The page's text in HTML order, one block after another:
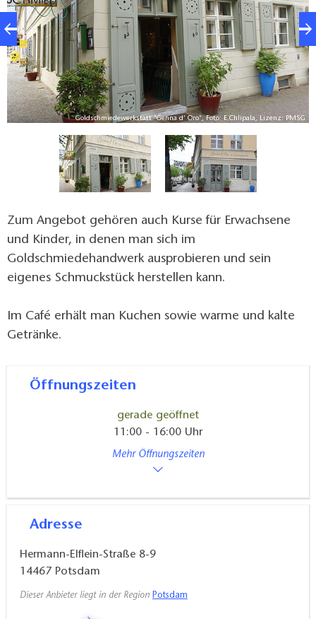
Goldschmiedewerkstatt "Genna d’ Oro", Foto: E.Chlipala, Lizenz: PMSG
Zum Angebot gehören auch Kurse für Erwachsene
und Kinder, in denen man sich im
Goldschmiedehandwerk ausprobieren und sein
eigenes Schmuckstück herstellen kann.
Im Café erhält man Kuchen sowie warme und kalte
Getränke.
Öffnungszeiten
gerade geöffnet
11:00 - 16:00 Uhr
Mehr Öffnungszeiten
Adresse
Hermann-Elflein-Straße 8-9
14467 Potsdam
Dieser Anbieter liegt in der Region Potsdam